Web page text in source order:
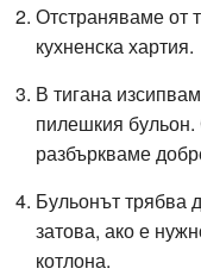
Отстраняваме от
кухненска хартия.
В тигана
пилешкия
разбъркваме
Бульонът трябва
затова, ако е
котлона.